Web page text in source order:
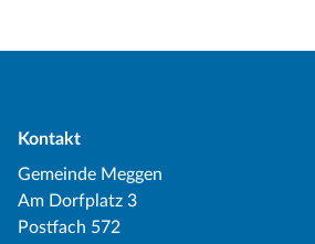
Kontakt
Gemeinde Meggen
Am Dorfplatz 3
Postfach 572